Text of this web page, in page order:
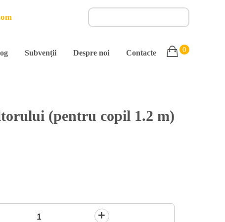
Subvenții Despre noi Contacte 0
(pentru copil 1.2 m)